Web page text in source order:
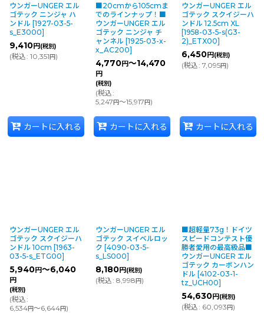
ウンガーUNGER エル
ゴテック ニンジャ ハ
ンドル [1927-03-5-
s_E3000]
9,410円(税別)
(税込: 10,351円)
カートに入れる
■20cmから105cmま
でのラインナップ！■
ウンガーUNGER エル
ゴテック ニンジャ チ
ャンネル [1925-03-x-
x_AC200]
4,770円～14,470
円
(税別)
(税込:
5,247円～15,917円)
カートに入れる
ウンガーUNGER エル
ゴテック スクイジーハ
ンドル 12.5cm XL
[1958-03-5-s(G3-
2)_ETX00]
6,450円(税別)
(税込: 7,095円)
カートに入れる
ウンガーUNGER エル
ゴテック スクイジーハ
ンドル 10cm [1963-
03-5-s_ETG00]
5,940円～6,040
円
(税別)
(税込:
6,534円～6,644円)
ウンガーUNGER エル
ゴテック スイベルロッ
ク [4090-03-5-
s_LS000]
8,180円(税別)
(税込: 8,998円)
■超軽量73g！ドイツ
スピードコンテスト優
勝者愛用の最高級品■
ウンガーUNGER エル
ゴテック カーボンハン
ドル [4102-03-1-
tz_UCH00]
54,630円(税別)
(税込: 60,093円)